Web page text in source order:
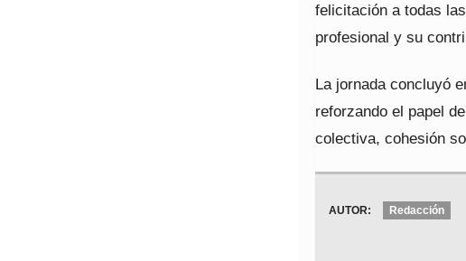
felicitación a todas
profesional y su
La jornada concluyó
reforzando el papel
colectiva, cohesión
AUTOR: Redacción